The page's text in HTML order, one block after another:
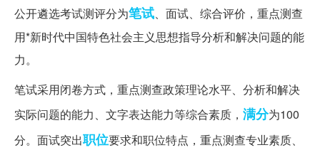
公开遴选考试测评分为笔试、面试、综合评价，重点测查
用*新时代中国特色社会主义思想指导分析和解决问题的能
力。
笔试采用闭卷方式，重点测查政策理论水平、分析和解决
实际问题的能力、文字表达能力等综合素质， 满分为100
分。面试突出职位要求和职位特点，重点测查专业素质、